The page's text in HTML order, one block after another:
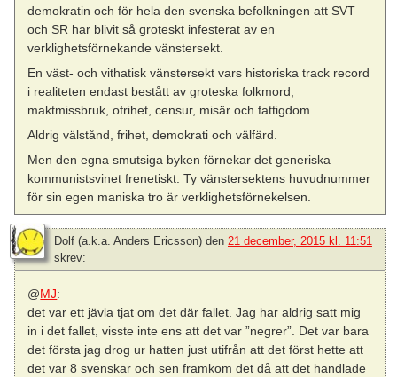
demokratin och för hela den svenska befolkningen att SVT
och SR har blivit så groteskt infesterat av en
verklighetsförnekande vänstersekt.
En väst- och vithatisk vänstersekt vars historiska track record
i realiteten endast bestått av groteska folkmord,
maktmissbruk, ofrihet, censur, misär och fattigdom.
Aldrig välstånd, frihet, demokrati och välfärd.
Men den egna smutsiga byken förnekar det generiska
kommunistsvinet frenetiskt. Ty vänstersektens huvudnummer
för sin egen maniska tro är verklighetsförnekelsen.
Dolf (a.k.a. Anders Ericsson) den 21 december, 2015 kl. 11:51
skrev:
@MJ:
det var ett jävla tjat om det där fallet. Jag har aldrig satt mig
in i det fallet, visste inte ens att det var ”negrer”. Det var bara
det första jag drog ur hatten just utifrån att det först hette att
det var 8 svenskar och sen framkom det då att det handlade